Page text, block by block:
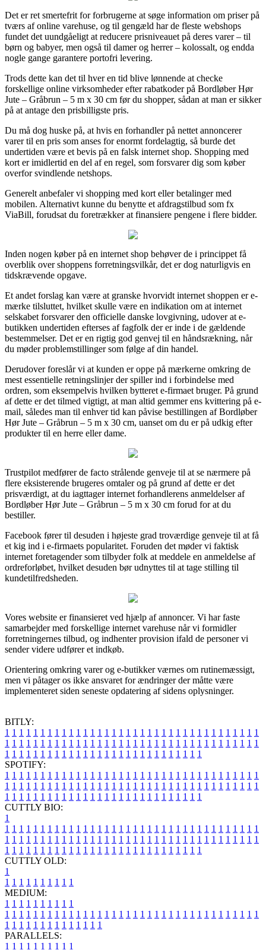
Det er ret smertefrit for forbrugerne at søge information om priser på
tværs af online varehuse, og til gengæld har de fleste webshops
fundet det uundgåeligt at reducere prisniveauet på deres varer – til
børn og babyer, men også til damer og herrer – kolossalt, og endda
nogle gange garantere portofri levering.
Trods dette kan det til hver en tid blive lønnende at checke
forskellige online virksomheder efter rabatkoder på Bordløber Hør
Jute – Gråbrun – 5 m x 30 cm før du shopper, sådan at man er sikker
på at antage den prisbilligste pris.
Du må dog huske på, at hvis en forhandler på nettet annoncerer
varer til en pris som anses for enormt fordelagtig, så burde det
undertiden være et bevis på en falsk internet shop. Shopping med
kort er imidlertid en del af en regel, som forsvarer dig som køber
overfor svindlende netshops.
Generelt anbefaler vi shopping med kort eller betalinger med
mobilen. Alternativt kunne du benytte et afdragstilbud som fx
ViaBill, forudsat du foretrækker at finansiere pengene i flere bidder.
Inden nogen køber på en internet shop behøver de i princippet få
overblik over shoppens forretningsvilkår, det er dog naturligvis en
tidskrævende opgave.
Et andet forslag kan være at granske hvorvidt internet shoppen er e-
mærke tilsluttet, hvilket skulle være en indikation om at internet
selskabet forsvarer den officielle danske lovgivning, udover at e-
butikken undertiden efterses af fagfolk der er inde i de gældende
bestemmelser. Det er en rigtig god genvej til en håndsrækning, når
du møder problemstillinger som følge af din handel.
Derudover foreslår vi at kunden er oppe på mærkerne omkring de
mest essentielle retningslinjer der spiller ind i forbindelse med
ordren, som eksempelvis hvilken bytteret e-firmaet bruger. På grund
af dette er det tilmed vigtigt, at man altid gemmer ens kvittering på e-
mail, således man til enhver tid kan påvise bestillingen af Bordløber
Hør Jute – Gråbrun – 5 m x 30 cm, uanset om du er på udkig efter
produkter til en herre eller dame.
Trustpilot medfører de facto strålende genveje til at se nærmere på
flere eksisterende brugeres omtaler og på grund af dette er det
prisværdigt, at du iagttager internet forhandlerens anmeldelser af
Bordløber Hør Jute – Gråbrun – 5 m x 30 cm forud for at du
bestiller.
Facebook fører til desuden i højeste grad troværdige genveje til at få
et kig ind i e-firmaets popularitet. Foruden det møder vi faktisk
internet foretagender som tilbyder folk at meddele en anmeldelse af
ordreforløbet, hvilket desuden bør udnyttes til at tage stilling til
kundetilfredsheden.
Vores website er finansieret ved hjælp af annoncer. Vi har faste
samarbejder med forskellige internet varehuse når vi formidler
forretningernes tilbud, og indhenter provision ifald de personer vi
sender videre udfører et indkøb.
Orientering omkring varer og e-butikker værnes om rutinemæssigt,
men vi påtager os ikke ansvaret for ændringer der måtte være
implementeret siden seneste opdatering af sidens oplysninger.
BITLY:
1 1 1 1 1 1 1 1 1 1 1 1 1 1 1 1 1 1 1 1 1 1 1 1 1 1 1 1 1 1 1 1 1 1 1 1
1 1 1 1 1 1 1 1 1 1 1 1 1 1 1 1 1 1 1 1 1 1 1 1 1 1 1 1 1 1 1 1 1 1 1 1
1 1 1 1 1 1 1 1 1 1 1 1 1 1 1 1 1 1 1 1 1 1 1 1 1 1 1 1
SPOTIFY:
1 1 1 1 1 1 1 1 1 1 1 1 1 1 1 1 1 1 1 1 1 1 1 1 1 1 1 1 1 1 1 1 1 1 1 1
1 1 1 1 1 1 1 1 1 1 1 1 1 1 1 1 1 1 1 1 1 1 1 1 1 1 1 1 1 1 1 1 1 1 1 1
1 1 1 1 1 1 1 1 1 1 1 1 1 1 1 1 1 1 1 1 1 1 1 1 1 1 1 1
CUTTLY BIO:
1
1 1 1 1 1 1 1 1 1 1 1 1 1 1 1 1 1 1 1 1 1 1 1 1 1 1 1 1 1 1 1 1 1 1 1 1
1 1 1 1 1 1 1 1 1 1 1 1 1 1 1 1 1 1 1 1 1 1 1 1 1 1 1 1 1 1 1 1 1 1 1 1
1 1 1 1 1 1 1 1 1 1 1 1 1 1 1 1 1 1 1 1 1 1 1 1 1 1 1 1
CUTTLY OLD:
1
1 1 1 1 1 1 1 1 1 1
MEDIUM:
1 1 1 1 1 1 1 1 1 1
1 1 1 1 1 1 1 1 1 1 1 1 1 1 1 1 1 1 1 1 1 1 1 1 1 1 1 1 1 1 1 1 1 1 1 1
1 1 1 1 1 1 1 1 1 1 1 1 1 1
PARALLELS:
1 1 1 1 1 1 1 1 1 1